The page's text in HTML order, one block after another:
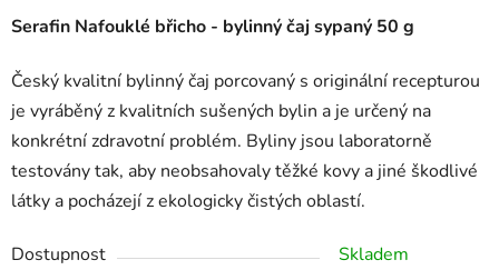
Serafin Nafouklé břicho - bylinný čaj sypaný 50 g
Český kvalitní bylinný čaj porcovaný s originální recepturou
je vyráběný z kvalitních sušených bylin a je určený na
konkrétní zdravotní problém. Byliny jsou laboratorně
testovány tak, aby neobsahovaly těžké kovy a jiné škodlivé
látky a pocházejí z ekologicky čistých oblastí.
Dostupnost
Skladem